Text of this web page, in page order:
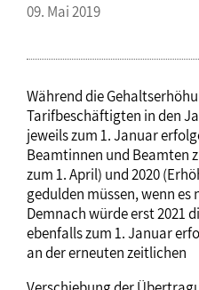
09. Mai 2019
Während die
Tarifbeschäftigten in den
jeweils zum 1. Januar
Beamtinnen und Beamten
zum 1. April) und 2020
gedulden müssen, wenn es
Demnach würde erst 2021
ebenfalls zum 1. Januar
an der erneuten zeitlichen